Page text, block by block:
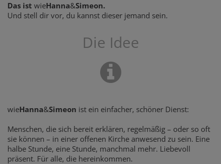
Das ist wieHanna&Simeon.
Und stell dir vor, du kannst dieser jemand sein.
Die Idee
wieHanna&Simeon ist ein einfacher, schöner Dienst:
Menschen, die sich bereit erklären, regelmäßig – oder so oft
sie können – in einer offenen Kirche anwesend zu sein. Eine
halbe Stunde, eine Stunde, manchmal mehr. Liebevoll
präsent. Für alle, die hereinkommen.